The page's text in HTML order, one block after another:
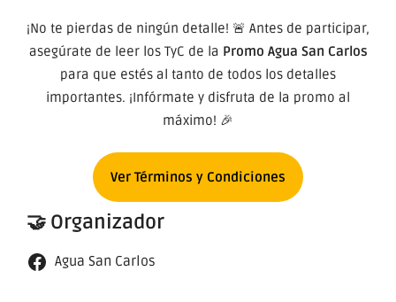
¡No te pierdas de ningún detalle! 🚨 Antes de participar,
asegúrate de leer los TyC de la Promo Agua San Carlos
para que estés al tanto de todos los detalles
importantes. ¡Infórmate y disfruta de la promo al
máximo! 🎉
Ver Términos y Condiciones
🤝 Organizador
Agua San Carlos